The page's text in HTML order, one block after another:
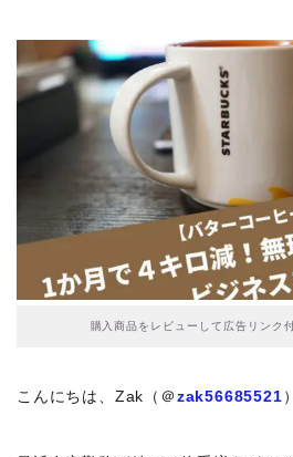
購入商品をレビューして広告リンク
こんにちは、Zak（＠zak56685521